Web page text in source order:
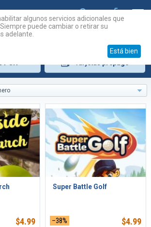
$4.99
Super Battle Golf
–38% $4.99
algunos servicios adicionales que
puede cambiar o retirar su
adelante.
Está bien